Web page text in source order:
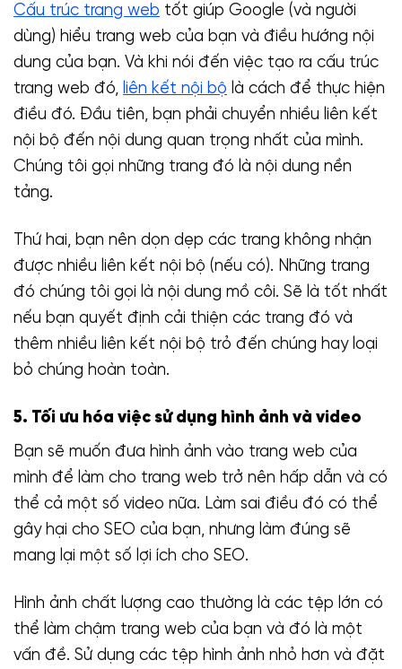
Cấu trúc trang web tốt giúp Google (và người
dùng) hiểu trang web của bạn và điều hướng nội
dung của bạn. Và khi nói đến việc tạo ra cấu trúc
trang web đó, liên kết nội bộ là cách để thực hiện
điều đó. Đầu tiên, bạn phải chuyển nhiều liên kết
nội bộ đến nội dung quan trọng nhất của mình.
Chúng tôi gọi những trang đó là nội dung nền
tảng.
Thứ hai, bạn nên dọn dẹp các trang không nhận
được nhiều liên kết nội bộ (nếu có). Những trang
đó chúng tôi gọi là nội dung mồ côi. Sẽ là tốt nhất
nếu bạn quyết định cải thiện các trang đó và
thêm nhiều liên kết nội bộ trỏ đến chúng hay loại
bỏ chúng hoàn toàn.
5. Tối ưu hóa việc sử dụng hình ảnh và video
Bạn sẽ muốn đưa hình ảnh vào trang web của
mình để làm cho trang web trở nên hấp dẫn và có
thể cả một số video nữa. Làm sai điều đó có thể
gây hại cho SEO của bạn, nhưng làm đúng sẽ
mang lại một số lợi ích cho SEO.
Hình ảnh chất lượng cao thường là các tệp lớn có
thể làm chậm trang web của bạn và đó là một
vấn đề. Sử dụng các tệp hình ảnh nhỏ hơn và đặt